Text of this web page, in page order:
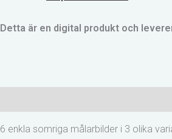
Detta är en digital produkt och
6 enkla somriga målarbilder i 3 olika